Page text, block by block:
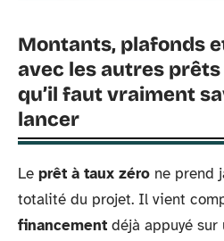
Montants, plafonds
avec les autres
qu’il faut vraiment
lancer
Le prêt à taux zéro ne prend
totalité du projet. Il vient
financement déjà appuyé sur